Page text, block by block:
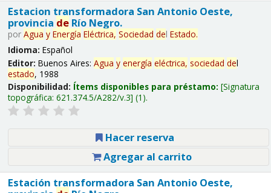
Estacion transformadora San Antonio Oeste,
provincia deRío Negro.
por Agua y Energía Eléctrica, Sociedad del Estado.
Idioma: Español
Editor: Buenos Aires: Agua y energía eléctrica, sociedad del
estado, 1988
Disponibilidad: Ítems disponibles para préstamo: Signatura
topográfica: 621.374.5/A282/v.3 (1).
Hacer reserva
Agregar al carrito
Estación transformadora San Antonio Oeste,